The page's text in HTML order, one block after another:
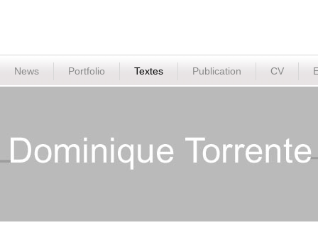
News Portfolio Textes Publication CV